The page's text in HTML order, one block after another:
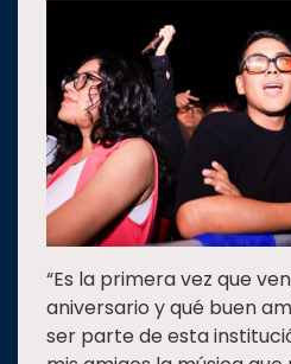
“Es la primera vez que
aniversario y qué buen
ser parte de esta